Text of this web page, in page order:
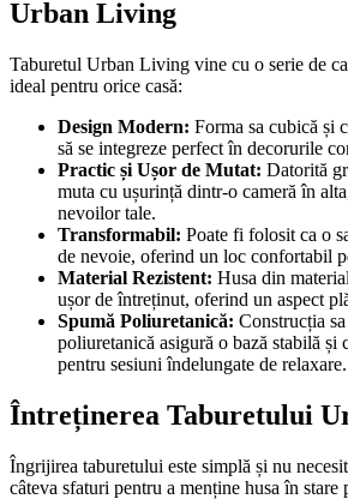
Urban Living
Taburetul Urban Living vine cu o serie de
ideal pentru orice casă:
Design Modern: Forma sa cubică și
să se integreze perfect în decorurile
Practic și Ușor de Mutat: Datorită
muta cu ușurință dintr-o cameră în
nevoilor tale.
Transformabil: Poate fi folosit ca o
de nevoie, oferind un loc confortabil
Material Rezistent: Husa din
ușor de întreținut, oferind un aspect
Spumă Poliuretanică: Construcția
poliuretanică asigură o bază stabilă și
pentru sesiuni îndelungate de relaxare.
Întreținerea Taburetului
Îngrijirea taburetului este simplă și nu
câteva sfaturi pentru a menține husa în stare